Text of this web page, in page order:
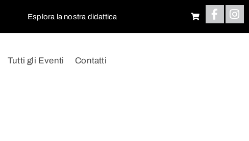
Esplora la nostra didattica
Tutti gli Eventi Contatti